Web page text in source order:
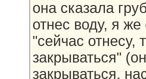
она сказала
отнес воду, я же
"сейчас отнесу,
закрываться"
закрываться,